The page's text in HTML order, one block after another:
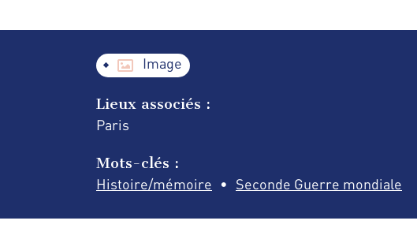
Image
Lieux associés :
Paris
Mots-clés :
Histoire/mémoire Seconde Guerre mondiale